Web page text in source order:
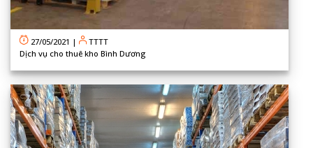
27/05/2021 |
TTTT
Dịch vụ cho thuê kho Bình Dương